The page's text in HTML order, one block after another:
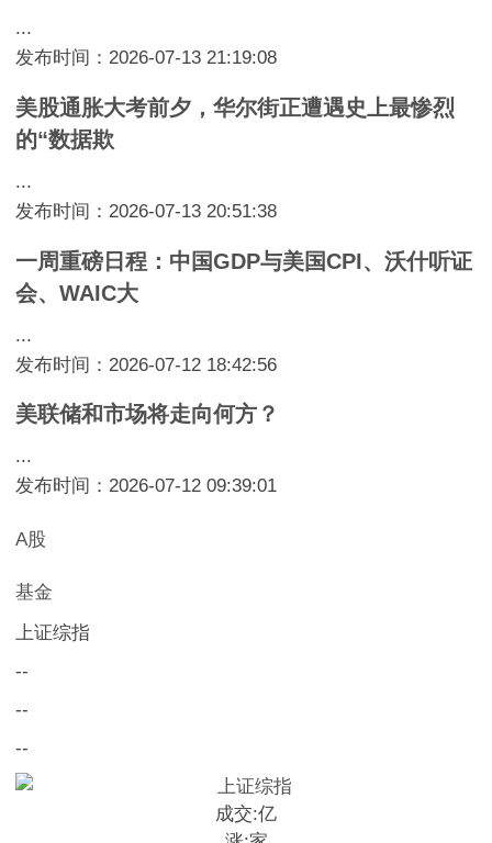
...
发布时间：2026-07-13 21:19:08
美股通胀大考前夕，华尔街正遭遇史上最惨烈
的“数据欺
...
发布时间：2026-07-13 20:51:38
一周重磅日程：中国GDP与美国CPI、沃什听证
会、WAIC大
...
发布时间：2026-07-12 18:42:56
美联储和市场将走向何方？
...
发布时间：2026-07-12 09:39:01
A股
基金
上证综指
--
--
--
成交:亿